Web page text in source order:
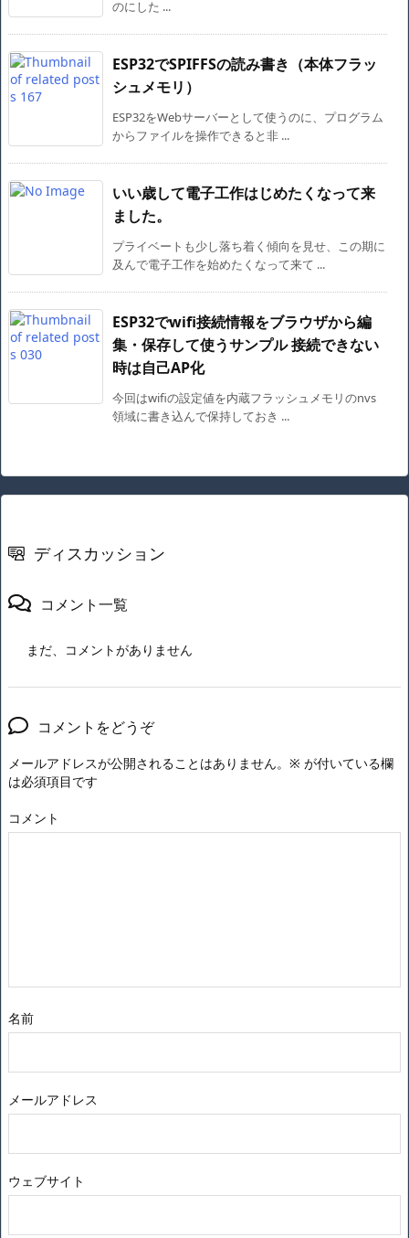
のにした ...
ESP32でSPIFFSの読み書き（本体フラッ
シュメモリ）
ESP32をWebサーバーとして使うのに、プログラム
からファイルを操作できると非 ...
いい歳して電子工作はじめたくなって来
ました。
プライベートも少し落ち着く傾向を見せ、この期に
及んで電子工作を始めたくなって来て ...
ESP32でwifi接続情報をブラウザから編
集・保存して使うサンプル 接続できない
時は自己AP化
今回はwifiの設定値を内蔵フラッシュメモリのnvs
領域に書き込んで保持しておき ...
ディスカッション
コメント一覧
まだ、コメントがありません
コメントをどうぞ
メールアドレスが公開されることはありません。 ※ が付いている欄
は必須項目です
コメント
名前
メールアドレス
ウェブサイト